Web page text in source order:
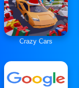
Crazy Cars